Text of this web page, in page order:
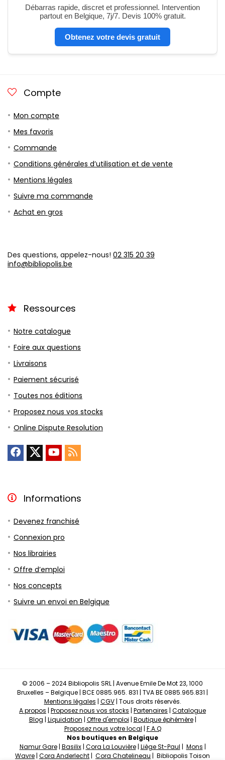
Débarras rapide, discret et professionnel. Intervention
partout en Belgique, 7j/7. Devis 100% gratuit.
Obtenez votre devis gratuit
Compte
Mon compte
Mes favoris
Commande
Conditions générales d’utilisation et de vente
Mentions légales
Suivre ma commande
Achat en gros
Des questions, appelez-nous! 02 315 20 39
info@bibliopolis.be
Ressources
Notre catalogue
Foire aux questions
Livraisons
Paiement sécurisé
Toutes nos éditions
Proposez nous vos stocks
Online Dispute Resolution
Informations
Devenez franchisé
Connexion pro
Nos librairies
Offre d’emploi
Nos concepts
Suivre un envoi en Belgique
© 2006 – 2024 Bibliopolis SRL | Avenue Emile De Mot 23, 1000
Bruxelles – Belgique | BCE 0885.965. 831 | TVA BE 0885.965.831 |
Mentions légales | CGV| Tous droits réservés.
A propos | Proposez nous vos stocks | Partenaires | Catalogue
Blog | Liquidation | Offre d'emploi | Boutique éphémère|
Proposez nous votre local | F.A.Q
Nos boutiques en Belgique
Namur Gare| Basilix| Cora La Louvière| Liège St-Paul | Mons |
Wavre | Cora Anderlecht | Cora Chatelineau | Bibliopolis Toison